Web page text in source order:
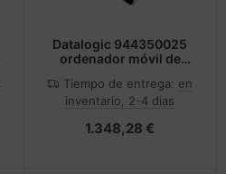
Datalogic 944350025
ordenador móvil de
Tiempo de entrega: en
inventario, 2-4 dias
1.348,28 €